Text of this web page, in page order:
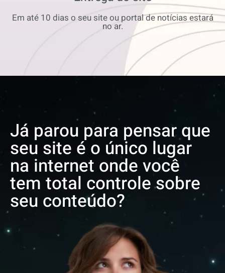
Em até 10 dias o seu site ou portal de notícias estará
no ar.
Já parou para pensar que
seu site é o único lugar
na internet onde você
tem total controle sobre
seu conteúdo?